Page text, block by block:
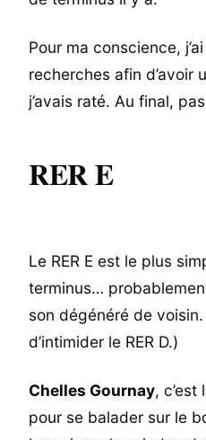
Pour ma conscience,
recherches afin d’avoir
j’avais raté. Au final,
RER E
Le RER E est le plus
terminus…
son dégénéré de voisin.
d’intimider le RER D.)
Chelles Gournay, c’est
pour se balader sur le